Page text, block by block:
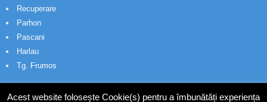
Recuperare
Parhon
Pascani
Harlau
Tg. Frumos
Acest website folosește Cookie(s) pentru a îmbunătăți experiența